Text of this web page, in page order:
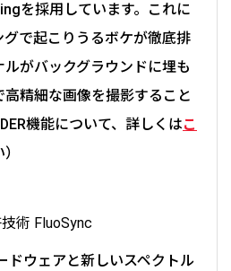
を採用しています。これに
で起こりうるボケが徹底排
がバックグラウンドに埋も
精細な画像を撮影すること
機能について、詳しくはこ
術 FluoSync
ドウェアと新しいスペクトル